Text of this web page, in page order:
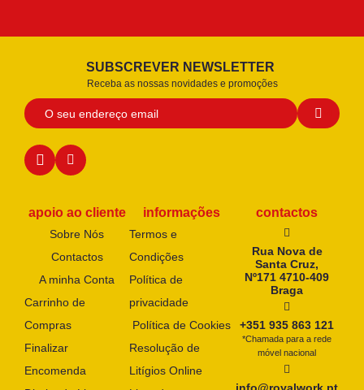
SUBSCREVER NEWSLETTER
Receba as nossas novidades e promoções
apoio ao cliente
Sobre Nós
Contactos
A minha Conta
Carrinho de
Compras
Finalizar
Encomenda
informações
Termos e
Condições
Política de
privacidade
Política de Cookies
Resolução de
Litígios Online
contactos
Rua Nova de
Santa Cruz,
Nº171 4710-409
Braga
+351 935 863 121
*Chamada para a rede
móvel nacional